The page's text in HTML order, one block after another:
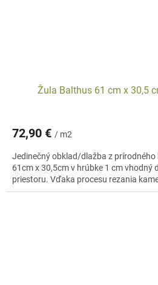
Žula Balthus 61 cm x 30,5
72,90 € / m2
Jedinečný obklad/dlažba z prírodného
61cm x 30,5cm v hrúbke 1 cm vhodný
priestoru. Vďaka procesu rezania